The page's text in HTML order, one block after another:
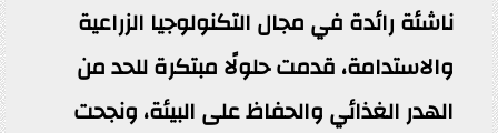
ناشئة رائدة في مجال التكنولوجيا الزراعية
والاستدامة، قدمت حلولًا مبتكرة للحد من
الهدر الغذائي والحفاظ على البيئة، ونجحت